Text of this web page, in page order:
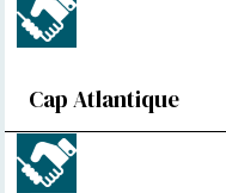
Cap Atlantique